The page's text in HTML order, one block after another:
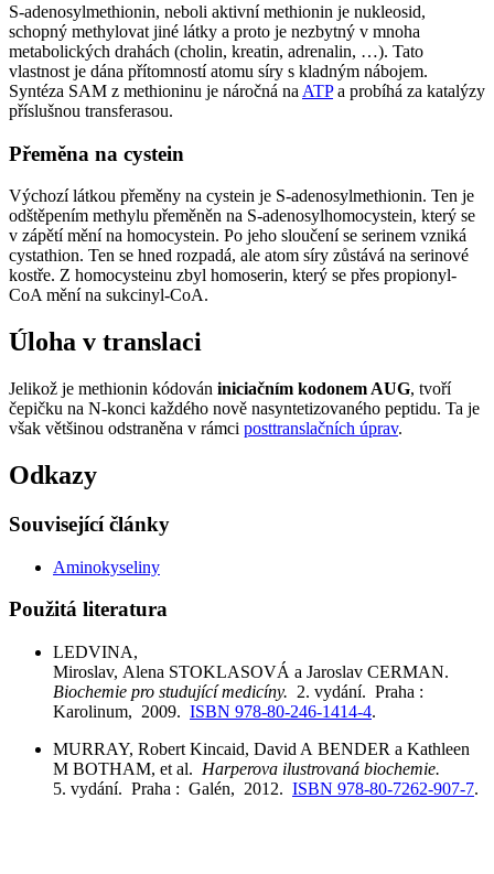
S-adenosylmethionin, neboli aktivní methionin je nukleosid,
schopný methylovat jiné látky a proto je nezbytný v mnoha
metabolických drahách (cholin, kreatin, adrenalin, …). Tato
vlastnost je dána přítomností atomu síry s kladným nábojem.
Syntéza SAM z methioninu je náročná na ATPa probíhá za katalýzy
příslušnou transferasou.
Přeměna na cystein
Výchozí látkou přeměny na cystein je S-adenosylmethionin. Ten je
odštěpením methylu přeměněn na S-adenosylhomocystein, který se
v zápětí mění na homocystein. Po jeho sloučení se serinem vzniká
cystathion. Ten se hned rozpadá, ale atom síry zůstává na serinové
kostře. Z homocysteinu zbyl homoserin, který se přes propionyl-
CoA mění na sukcinyl-CoA.
Úloha v translaci
Jelikož je methionin kódován iniciačním kodonem AUG, tvoří
čepičku na N-konci každého nově nasyntetizovaného peptidu. Ta je
však většinou odstraněna v rámci posttranslačních úprav.
Odkazy
Související články
Aminokyseliny
Použitá literatura
LEDVINA,
Miroslav, Alena STOKLASOVÁ a Jaroslav CERMAN.
Biochemie pro studující medicíny. 2. vydání. Praha :
Karolinum, 2009. ISBN 978-80-246-1414-4.
MURRAY, Robert Kincaid, David A BENDER a Kathleen
M BOTHAM, et al. Harperova ilustrovaná biochemie.
5. vydání. Praha : Galén, 2012. ISBN 978-80-7262-907-7.